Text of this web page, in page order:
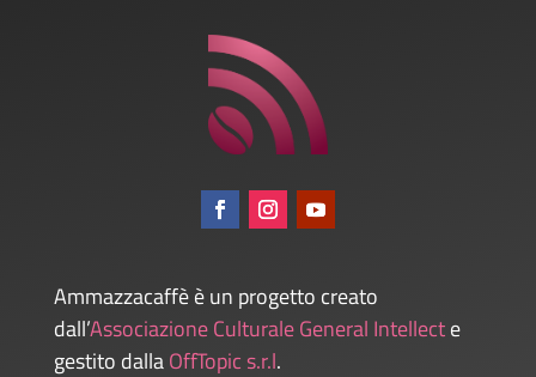
Ammazzacaffè è un progetto creato
dall’Associazione Culturale General Intellecte
gestito dallaOffTopic s.r.l.